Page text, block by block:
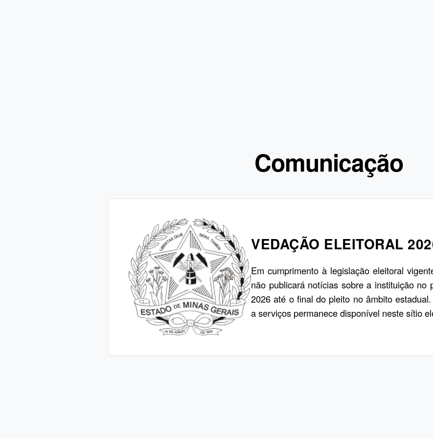
Comunicação
VEDAÇÃO ELEITORAL
Em cumprimento à legislação eleitoral
não publicará notícias sobre a instituição
2026 até o final do pleito no âmbito
a serviços permanece disponível neste sítio